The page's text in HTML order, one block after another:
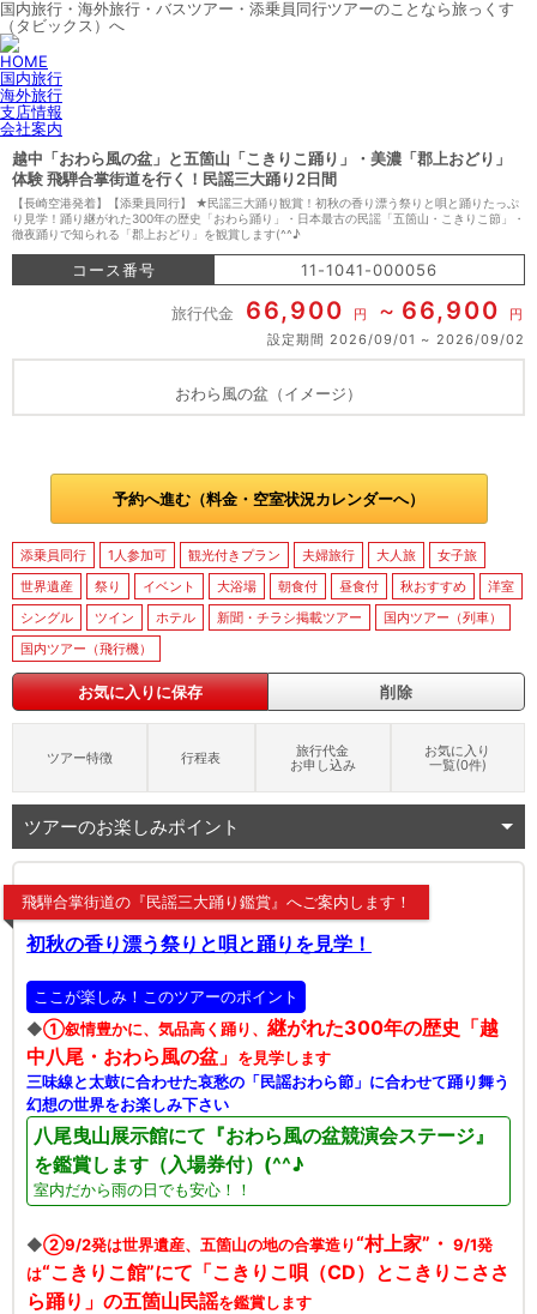
国内旅行・海外旅行・バスツアー・添乗員同行ツアーのことなら旅っくす
（タビックス）へ
HOME
国内旅行
海外旅行
支店情報
会社案内
越中「おわら風の盆」と五箇山「こきりこ踊り」・美濃「郡上おどり」
体験 飛騨合掌街道を行く！民謡三大踊り2日間
【長崎空港発着】【添乗員同行】 ★民謡三大踊り観賞！初秋の香り漂う祭りと唄と踊りたっぷ
り見学！踊り継がれた300年の歴史「おわら踊り」・日本最古の民謡「五箇山・こきりこ節」・
徹夜踊りで知られる「郡上おどり」を観賞します(^^♪
コース番号 11-1041-000056
旅行代金 66,900 円 66,900
円
設定期間 2026/09/01 2026/09/02
おわら風の盆（イメージ）
予約へ進む（料金・空室状況カレンダーへ）
添乗員同行 1人参加可 観光付きプラン 夫婦旅行 大人旅
女子旅
世界遺産
祭り イベント 大浴場 朝食付 昼食付 秋おすすめ
洋室
シングル
ツイン ホテル 新聞・チラシ掲載ツアー
国内ツアー（列車）
国内ツアー（飛行機）
お気に入りに保存 削除
ツアー特徴 行程表
旅行代金
お申し込み
お気に入り
一覧(0件)
ツアーのお楽しみポイント
飛騨合掌街道の『民謡三大踊り鑑賞』へご案内します！
初秋の香り漂う祭りと唄と踊りを見学！
ここが楽しみ！このツアーのポイント
◆①叙情豊かに、気品高く踊り、 継がれた300年の歴史「越
中八尾・おわら風の盆」 を見学します
三味線と太鼓に合わせた哀愁の「民謡おわら節」に合わせて踊り舞う
幻想の世界をお楽しみ下さい
八尾曳山展示館にて『おわら風の盆競演会ステージ』
を鑑賞します（入場券付）(^^♪
室内だから雨の日でも安心！！
◆②9/2発は世界遺産、五箇山の地の合掌造り“村上家”・ 9/1発
は“こきりこ館”にて「こきりこ唄（CD）とこきりこささ
ら踊り」の五箇山民謡を鑑賞します